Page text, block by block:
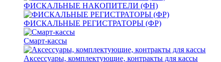
ФИСКАЛЬНЫЕ НАКОПИТЕЛИ (ФН)
ФИСКАЛЬНЫЕ РЕГИСТРАТОРЫ (ФР)
Смарт-кассы
Аксессуары, комплектующие, контракты для кассы